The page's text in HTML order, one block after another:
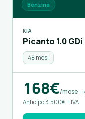
Benzina
KIA
Picanto 1.0 GDi
48 mesi
168€/mese+
Anticipo 3.500€ + IVA